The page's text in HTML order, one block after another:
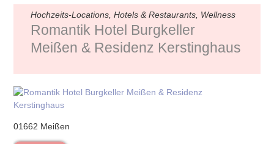
Hochzeits-Locations, Hotels & Restaurants, Wellness
Romantik Hotel Burgkeller
Meißen & Residenz Kerstinghaus
01662 Meißen